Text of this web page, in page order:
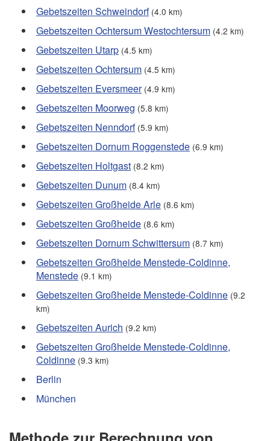
Gebetszeiten Schweindorf (4.0 km)
Gebetszeiten Ochtersum Westochtersum (4.2 km)
Gebetszeiten Utarp (4.5 km)
Gebetszeiten Ochtersum (4.5 km)
Gebetszeiten Eversmeer (4.9 km)
Gebetszeiten Moorweg (5.8 km)
Gebetszeiten Nenndorf (5.9 km)
Gebetszeiten Dornum Roggenstede (6.9 km)
Gebetszeiten Holtgast (8.2 km)
Gebetszeiten Dunum (8.4 km)
Gebetszeiten Großheide Arle (8.6 km)
Gebetszeiten Großheide (8.6 km)
Gebetszeiten Dornum Schwittersum (8.7 km)
Gebetszeiten Großheide Menstede-Coldinne,
Menstede (9.1 km)
Gebetszeiten Großheide Menstede-Coldinne (9.2
km)
Gebetszeiten Aurich (9.2 km)
Gebetszeiten Großheide Menstede-Coldinne,
Coldinne (9.3 km)
Berlin
München